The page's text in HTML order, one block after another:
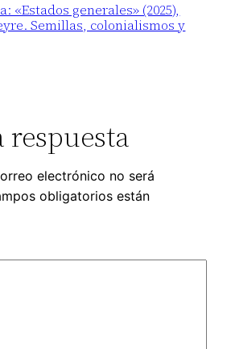
«Estados generales» (2025),
Semillas, colonialismos y
respuesta
electrónico no será
obligatorios están